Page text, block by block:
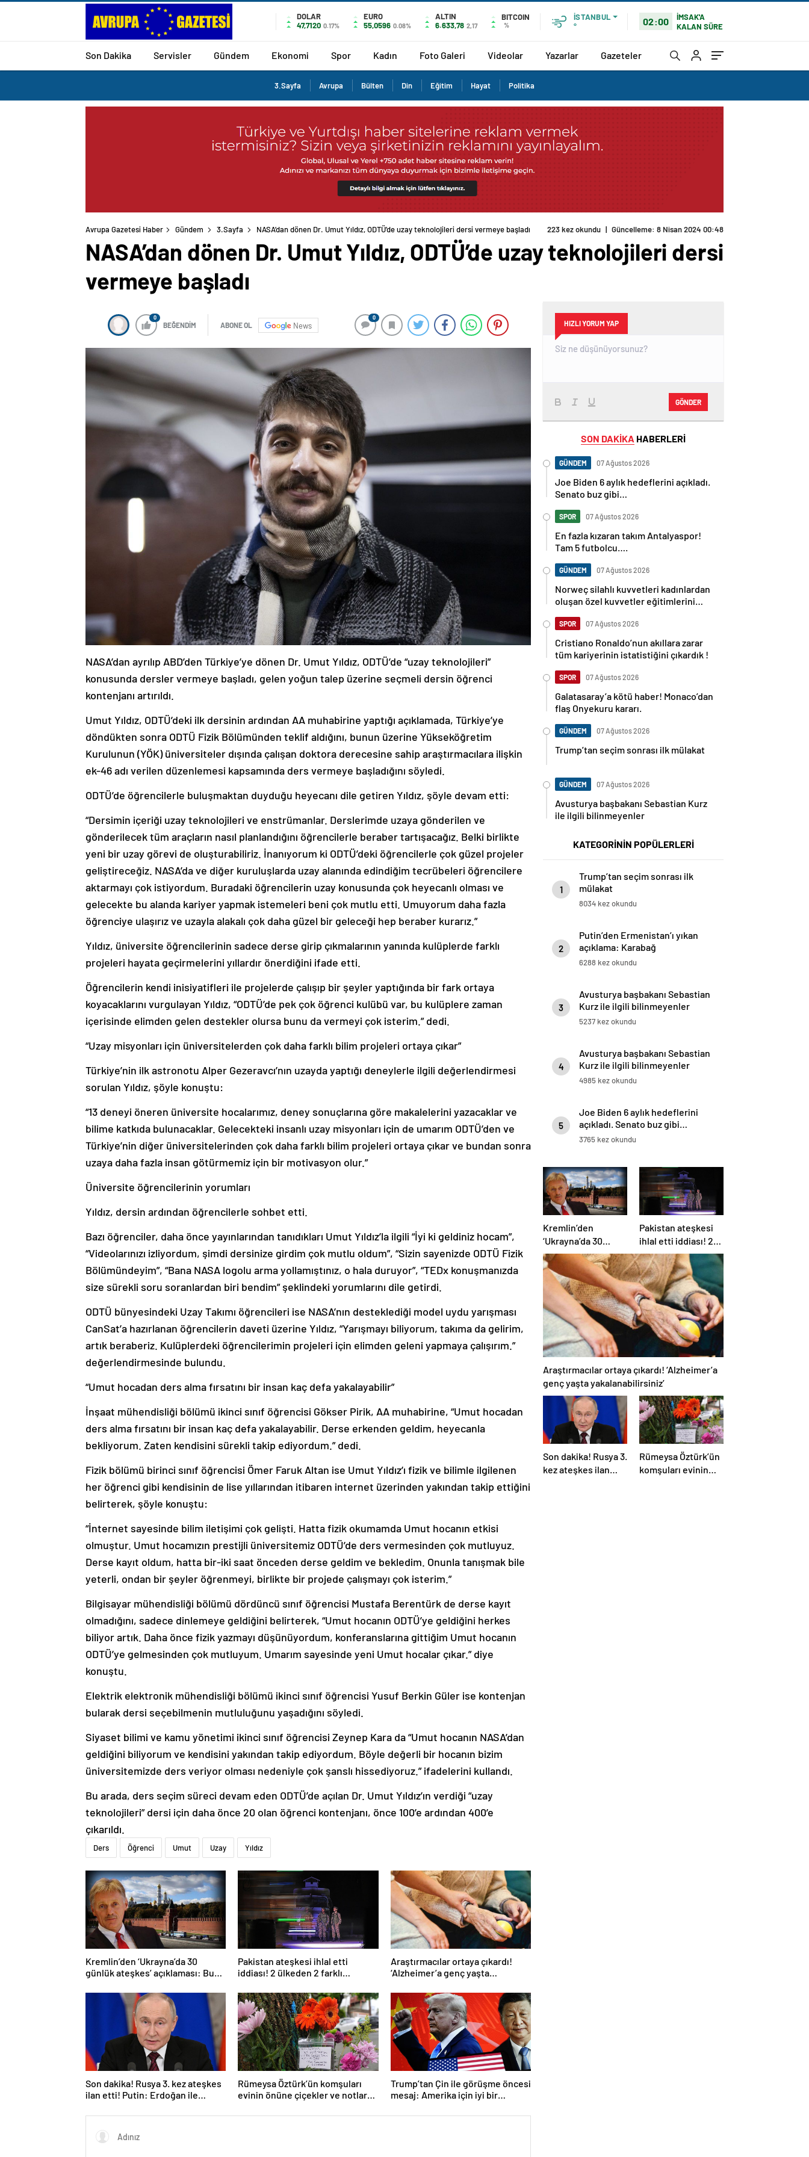
DOLAR
47,7120 0.17%
EURO
55,0596 0.08%
ALTIN
6.633,78 2,17
BITCOIN
%
İSTANBUL
°
02:00
İMSAK'A
KALAN SÜRE
Son Dakika Servisler Gündem Ekonomi Spor Kadın Foto Galeri Videolar Yazarlar Gazeteler
3.Sayfa Avrupa Bülten Din Eğitim Hayat Politika
Avrupa Gazetesi Haber Gündem 3.Sayfa NASA’dan dönen Dr. Umut Yıldız, ODTÜ’de uzay teknolojileri dersi vermeye başladı 223 kez okundu | Güncelleme: 8 Nisan 2024 00:48
NASA’dan dönen Dr. Umut Yıldız, ODTÜ’de uzay teknolojileri dersi
vermeye başladı
0
BEĞENDİM ABONE OL News
0
NASA’dan ayrılıp ABD’den Türkiye’ye dönen Dr. Umut Yıldız, ODTÜ’de “uzay teknolojileri”
konusunda dersler vermeye başladı, gelen yoğun talep üzerine seçmeli dersin öğrenci
kontenjanı artırıldı.
Umut Yıldız, ODTÜ’deki ilk dersinin ardından AA muhabirine yaptığı açıklamada, Türkiye’ye
döndükten sonra ODTÜ Fizik Bölümünden teklif aldığını, bunun üzerine Yükseköğretim
Kurulunun (YÖK) üniversiteler dışında çalışan doktora derecesine sahip araştırmacılara ilişkin
ek-46 adı verilen düzenlemesi kapsamında ders vermeye başladığını söyledi.
ODTÜ’de öğrencilerle buluşmaktan duyduğu heyecanı dile getiren Yıldız, şöyle devam etti:
“Dersimin içeriği uzay teknolojileri ve enstrümanlar. Derslerimde uzaya gönderilen ve
gönderilecek tüm araçların nasıl planlandığını öğrencilerle beraber tartışacağız. Belki birlikte
yeni bir uzay görevi de oluşturabiliriz. İnanıyorum ki ODTÜ’deki öğrencilerle çok güzel projeler
geliştireceğiz. NASA’da ve diğer kuruluşlarda uzay alanında edindiğim tecrübeleri öğrencilere
aktarmayı çok istiyordum. Buradaki öğrencilerin uzay konusunda çok heyecanlı olması ve
gelecekte bu alanda kariyer yapmak istemeleri beni çok mutlu etti. Umuyorum daha fazla
öğrenciye ulaşırız ve uzayla alakalı çok daha güzel bir geleceği hep beraber kurarız.”
Yıldız, üniversite öğrencilerinin sadece derse girip çıkmalarının yanında kulüplerde farklı
projeleri hayata geçirmelerini yıllardır önerdiğini ifade etti.
Öğrencilerin kendi inisiyatifleri ile projelerde çalışıp bir şeyler yaptığında bir fark ortaya
koyacaklarını vurgulayan Yıldız, “ODTÜ’de pek çok öğrenci kulübü var, bu kulüplere zaman
içerisinde elimden gelen destekler olursa bunu da vermeyi çok isterim.” dedi.
“Uzay misyonları için üniversitelerden çok daha farklı bilim projeleri ortaya çıkar”
Türkiye’nin ilk astronotu Alper Gezeravcı’nın uzayda yaptığı deneylerle ilgili değerlendirmesi
sorulan Yıldız, şöyle konuştu:
“13 deneyi öneren üniversite hocalarımız, deney sonuçlarına göre makalelerini yazacaklar ve
bilime katkıda bulunacaklar. Gelecekteki insanlı uzay misyonları için de umarım ODTÜ’den ve
Türkiye’nin diğer üniversitelerinden çok daha farklı bilim projeleri ortaya çıkar ve bundan sonra
uzaya daha fazla insan götürmemiz için bir motivasyon olur.”
Üniversite öğrencilerinin yorumları
Yıldız, dersin ardından öğrencilerle sohbet etti.
Bazı öğrenciler, daha önce yayınlarından tanıdıkları Umut Yıldız’la ilgili “İyi ki geldiniz hocam”,
“Videolarınızı izliyordum, şimdi dersinize girdim çok mutlu oldum”, “Sizin sayenizde ODTÜ Fizik
Bölümündeyim”, “Bana NASA logolu arma yollamıştınız, o hala duruyor”, “TEDx konuşmanızda
size sürekli soru soranlardan biri bendim” şeklindeki yorumlarını dile getirdi.
ODTÜ bünyesindeki Uzay Takımı öğrencileri ise NASA’nın desteklediği model uydu yarışması
CanSat’a hazırlanan öğrencilerin daveti üzerine Yıldız, “Yarışmayı biliyorum, takıma da gelirim,
artık beraberiz. Kulüplerdeki öğrencilerimin projeleri için elimden geleni yapmaya çalışırım.”
değerlendirmesinde bulundu.
“Umut hocadan ders alma fırsatını bir insan kaç defa yakalayabilir”
İnşaat mühendisliği bölümü ikinci sınıf öğrencisi Gökser Pirik, AA muhabirine, “Umut hocadan
ders alma fırsatını bir insan kaç defa yakalayabilir. Derse erkenden geldim, heyecanla
bekliyorum. Zaten kendisini sürekli takip ediyordum.” dedi.
Fizik bölümü birinci sınıf öğrencisi Ömer Faruk Altan ise Umut Yıldız’ı fizik ve bilimle ilgilenen
her öğrenci gibi kendisinin de lise yıllarından itibaren internet üzerinden yakından takip ettiğini
belirterek, şöyle konuştu:
“İnternet sayesinde bilim iletişimi çok gelişti. Hatta fizik okumamda Umut hocanın etkisi
olmuştur. Umut hocamızın prestijli üniversitemiz ODTÜ’de ders vermesinden çok mutluyuz.
Derse kayıt oldum, hatta bir-iki saat önceden derse geldim ve bekledim. Onunla tanışmak bile
yeterli, ondan bir şeyler öğrenmeyi, birlikte bir projede çalışmayı çok isterim.”
Bilgisayar mühendisliği bölümü dördüncü sınıf öğrencisi Mustafa Berentürk de derse kayıt
olmadığını, sadece dinlemeye geldiğini belirterek, “Umut hocanın ODTÜ’ye geldiğini herkes
biliyor artık. Daha önce fizik yazmayı düşünüyordum, konferanslarına gittiğim Umut hocanın
ODTÜ’ye gelmesinden çok mutluyum. Umarım sayesinde yeni Umut hocalar çıkar.” diye
konuştu.
Elektrik elektronik mühendisliği bölümü ikinci sınıf öğrencisi Yusuf Berkin Güler ise kontenjan
bularak dersi seçebilmenin mutluluğunu yaşadığını söyledi.
Siyaset bilimi ve kamu yönetimi ikinci sınıf öğrencisi Zeynep Kara da “Umut hocanın NASA’dan
geldiğini biliyorum ve kendisini yakından takip ediyordum. Böyle değerli bir hocanın bizim
üniversitemizde ders veriyor olması nedeniyle çok şanslı hissediyoruz.” ifadelerini kullandı.
Bu arada, ders seçim süreci devam eden ODTÜ’de açılan Dr. Umut Yıldız’ın verdiği “uzay
teknolojileri” dersi için daha önce 20 olan öğrenci kontenjanı, önce 100’e ardından 400’e
çıkarıldı.
Ders Öğrenci Umut Uzay Yıldız
Kremlin’den ‘Ukrayna’da 30
günlük ateşkes’ açıklaması: Bunu
Pakistan ateşkesi ihlal etti
iddiası! 2 ülkeden 2 farklı
Araştırmacılar ortaya çıkardı!
‘Alzheimer’a genç yaşta
Son dakika! Rusya 3. kez ateşkes
ilan etti! Putin: Erdoğan ile
Rümeysa Öztürk’ün komşuları
evinin önüne çiçekler ve notlar
Trump’tan Çin ile görüşme öncesi
mesaj: Amerika için iyi bir
HIZLI YORUM YAP
GÖNDER
SON DAKİKA HABERLERİ
GÜNDEM 07 Ağustos 2026
Joe Biden 6 aylık hedeflerini açıkladı.
Senato buz gibi…
SPOR 07 Ağustos 2026
En fazla kızaran takım Antalyaspor!
Tam 5 futbolcu….
GÜNDEM 07 Ağustos 2026
Norweç silahlı kuvvetleri kadınlardan
oluşan özel kuvvetler eğitimlerini
SPOR 07 Ağustos 2026
Cristiano Ronaldo’nun akıllara zarar
tüm kariyerinin istatistiğini çıkardık !
SPOR 07 Ağustos 2026
Galatasaray’a kötü haber! Monaco’dan
flaş Onyekuru kararı.
GÜNDEM 07 Ağustos 2026
Trump’tan seçim sonrası ilk mülakat
GÜNDEM 07 Ağustos 2026
Avusturya başbakanı Sebastian Kurz
ile ilgili bilinmeyenler
KATEGORİNİN POPÜLERLERİ
1
Trump’tan seçim sonrası ilk
mülakat
8034 kez okundu
2
Putin’den Ermenistan’ı yıkan
açıklama: Karabağ
Azerbaycan’ın ayrılmaz bir
6288 kez okundu
3
Avusturya başbakanı Sebastian
Kurz ile ilgili bilinmeyenler
5237 kez okundu
4
Avusturya başbakanı Sebastian
Kurz ile ilgili bilinmeyenler
4985 kez okundu
5
Joe Biden 6 aylık hedeflerini
açıkladı. Senato buz gibi…
3765 kez okundu
Kremlin’den
‘Ukrayna’da 30
günlük ateşkes’
açıklaması: Bunu
iyice düşünmeliyiz
Pakistan ateşkesi
ihlal etti iddiası! 2
ülkeden 2 farklı
açıklama
Araştırmacılar ortaya çıkardı! ‘Alzheimer’a
genç yaşta yakalanabilirsiniz’
Son dakika! Rusya 3.
kez ateşkes ilan
Rümeysa Öztürk’ün
komşuları evinin